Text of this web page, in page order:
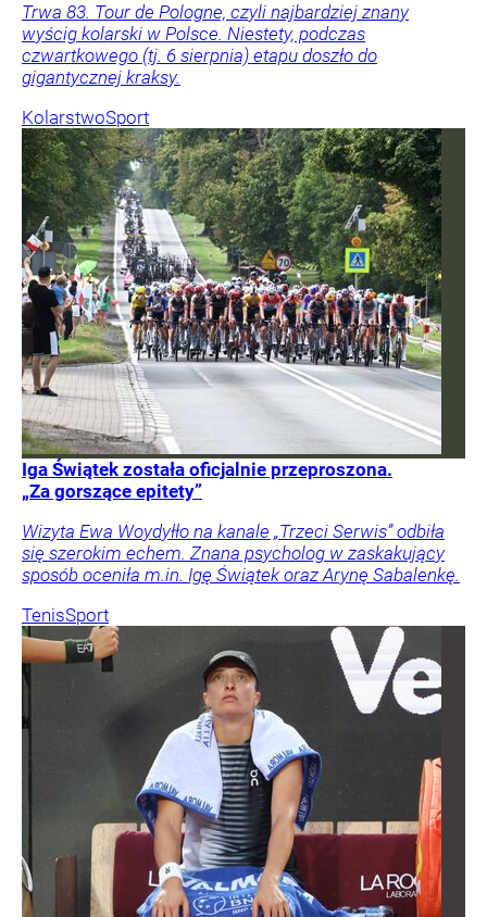
Trwa 83. Tour de Pologne, czyli najbardziej znany
wyścig kolarski w Polsce. Niestety, podczas
czwartkowego (tj. 6 sierpnia) etapu doszło do
gigantycznej kraksy.
KolarstwoSport
Iga Świątek została oficjalnie przeproszona.
„Za gorszące epitety”
Wizyta Ewa Woydyłło na kanale „Trzeci Serwis” odbiła
się szerokim echem. Znana psycholog w zaskakujący
sposób oceniła m.in. Igę Świątek oraz Arynę Sabalenkę.
TenisSport